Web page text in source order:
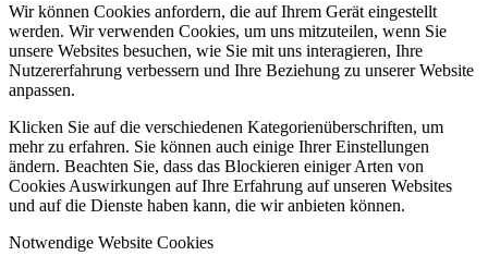
Wir können Cookies anfordern, die auf Ihrem Gerät eingestellt
werden. Wir verwenden Cookies, um uns mitzuteilen, wenn Sie
unsere Websites besuchen, wie Sie mit uns interagieren, Ihre
Nutzererfahrung verbessern und Ihre Beziehung zu unserer Website
anpassen.
Klicken Sie auf die verschiedenen Kategorienüberschriften, um
mehr zu erfahren. Sie können auch einige Ihrer Einstellungen
ändern. Beachten Sie, dass das Blockieren einiger Arten von
Cookies Auswirkungen auf Ihre Erfahrung auf unseren Websites
und auf die Dienste haben kann, die wir anbieten können.
Notwendige Website Cookies